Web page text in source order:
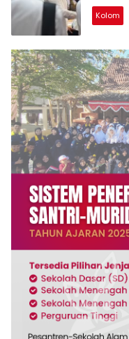
Kolom